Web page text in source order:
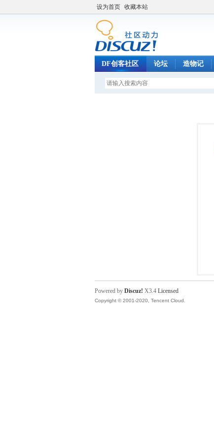
设为首页 收藏本站
DF创客社区 论坛 造物记
Powered by Discuz! X3.4 Licensed
Copyright © 2001-2020, Tencent Cloud.